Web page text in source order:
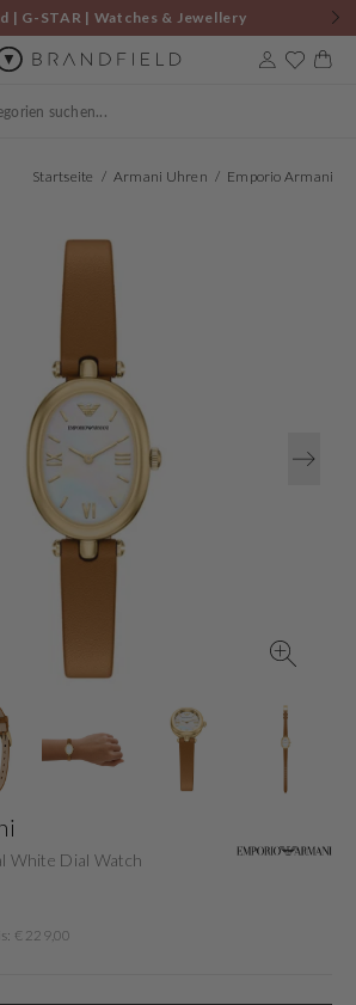
| G-STAR | Watches & Jewellery
Startseite Armani Uhren
Öffnen
Medien
1
in
der
White Dial Watch
€ 229,00